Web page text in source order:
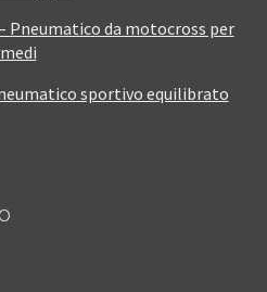
Pneumatico da motocross per
sportivo equilibrato